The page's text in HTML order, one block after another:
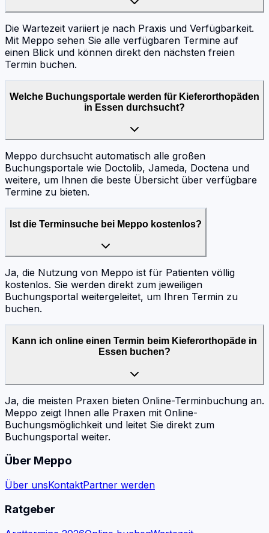
Die Wartezeit variiert je nach Praxis und Verfügbarkeit.
Mit Meppo sehen Sie alle verfügbaren Termine auf
einen Blick und können direkt den nächsten freien
Termin buchen.
Welche Buchungsportale werden für Kieferorthopäden
in Essen durchsucht?
Meppo durchsucht automatisch alle großen
Buchungsportale wie Doctolib, Jameda, Doctena und
weitere, um Ihnen die beste Übersicht über verfügbare
Termine zu bieten.
Ist die Terminsuche bei Meppo kostenlos?
Ja, die Nutzung von Meppo ist für Patienten völlig
kostenlos. Sie werden direkt zum jeweiligen
Buchungsportal weitergeleitet, um Ihren Termin zu
buchen.
Kann ich online einen Termin beim Kieferorthopäde in
Essen buchen?
Ja, die meisten Praxen bieten Online-Terminbuchung an.
Meppo zeigt Ihnen alle Praxen mit Online-
Buchungsmöglichkeit und leitet Sie direkt zum
Buchungsportal weiter.
Über Meppo
Über unsKontaktPartner werden
Ratgeber